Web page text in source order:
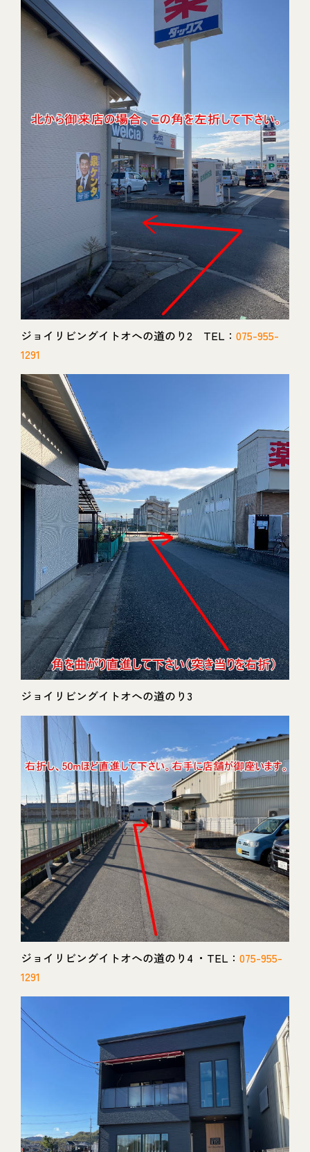
ジョイリビングイトオへの道のり2 TEL： 075-955-
1291
ジョイリビングイトオへの道のり3
ジョイリビングイトオへの道のり4 ・TEL： 075-955-
1291